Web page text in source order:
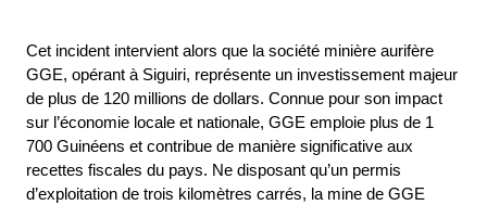
Cet incident intervient alors que la société minière aurifère
GGE, opérant à Siguiri, représente un investissement majeur
de plus de 120 millions de dollars. Connue pour son impact
sur l’économie locale et nationale, GGE emploie plus de 1
700 Guinéens et contribue de manière significative aux
recettes fiscales du pays. Ne disposant qu’un permis
d’exploitation de trois kilomètres carrés, la mine de GGE